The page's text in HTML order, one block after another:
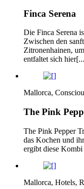
Finca Serena
Die Finca Serena
Zwischen den
Zitronenhainen,
entfaltet sich
Mallorca,
The Pink
The Pink Pepper
das Kochen und
ergibt diese
Mallorca, Hotels,